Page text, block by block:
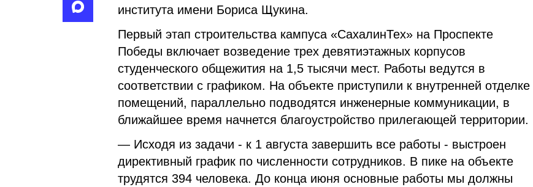
института имени Бориса Щукина.
Первый этап строительства кампуса «СахалинТех» на Проспекте
Победы включает возведение трех девятиэтажных корпусов
студенческого общежития на 1,5 тысячи мест. Работы ведутся в
соответствии с графиком. На объекте приступили к внутренней отделке
помещений, параллельно подводятся инженерные коммуникации, в
ближайшее время начнется благоустройство прилегающей территории.
— Исходя из задачи - к 1 августа завершить все работы - выстроен
директивный график по численности сотрудников. В пике на объекте
трудятся 394 человека. До конца июня основные работы мы должны